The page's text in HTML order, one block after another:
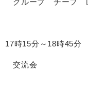
グループ チーフ
17時15分～18時45分
交流会